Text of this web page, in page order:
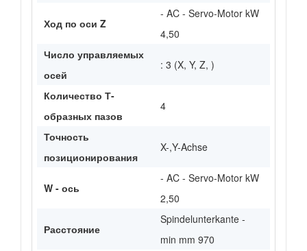
Ход по оси Z
- AC - Servo-Motor kW
4,50
Число управляемых
осей
: 3 (X, Y, Z, )
Количество Т-
образных пазов
4
Точность
позиционирования
X-,Y-Achse
W - ось
- AC - Servo-Motor kW
2,50
Расстояние
Spindelunterkante -
min mm 970